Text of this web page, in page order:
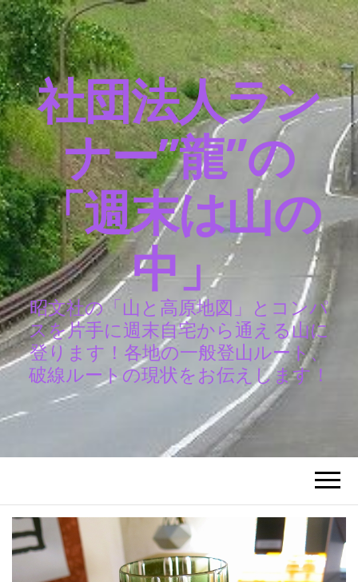
社団法人ラン
ナー”龍”の
「週末は山の
中」
昭文社の「山と高原地図」とコンパ
スを片手に週末自宅から通える山に
登ります！各地の一般登山ルート、
破線ルートの現状をお伝えします！